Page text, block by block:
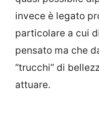
invece è legato
particolare a cui
pensato ma che
“trucchi” di
attuare.